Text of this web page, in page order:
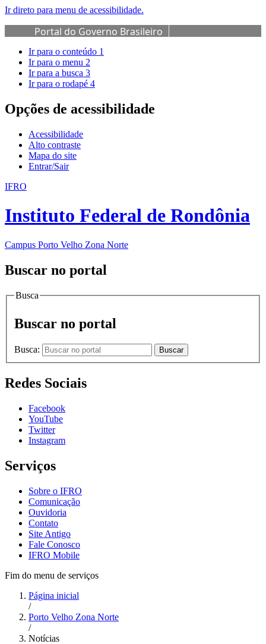
Ir direto para menu de acessibilidade.
Portal do Governo Brasileiro
Ir para o conteúdo 1
Ir para o menu 2
Ir para a busca 3
Ir para o rodapé 4
Opções de acessibilidade
Acessibilidade
Alto contraste
Mapa do site
Entrar/Sair
IFRO
Instituto Federal de Rondônia
Campus Porto Velho Zona Norte
Buscar no portal
Busca
Buscar no portal
Busca: Buscar
Redes Sociais
Facebook
YouTube
Twitter
Instagram
Serviços
Sobre o IFRO
Comunicação
Ouvidoria
Contato
Site Antigo
Fale Conosco
IFRO Mobile
Fim do menu de serviços
Página inicial
/
Porto Velho Zona Norte
/
Notícias